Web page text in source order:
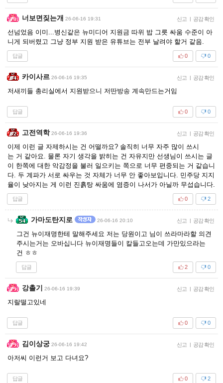
너보면짖는개 26-06-16 19:31 신고 | 공감 확인
선넘었음 이미...병신같은 뉴미디어 지원금 따위 밥 그릇 싸움 수준이 아
니게 되버렸고 그냥 정부 지원 받은 유튜브는 전부 날려야 할거 같음.
답글 0
0
카이사르 26-06-16 19:35 신고 | 공감 확인
저새끼들 총리실에서 지원받으니 저딴방송 계속만드는거임
답글 0
0
고전역학 26-06-16 19:36 신고 | 공감 확인
이제 이런 글 자제하시는 건 어떨까요? 솔직히 너무 자주 많이 쓰시
는 거 같아요. 물론 자기 생각을 밝히는 건 자유지만 선생님이 쓰시는 글
이 한쪽에 대한 악감정을 불러 일으키는 쪽으로 너무 편중되는 거 같습니
다. 두 계파가 서로 싸우는 것 자체가 너무 안 좋아보입니다. 민주당 지지
율이 낮아지는 게 이런 진흙탕 싸움에 염증이 나서가 아닐까 무섭습니다.
답글 2
0
가마도탄지로 26-06-16 20:10 신고 | 공감 확인
그건 뉴이재명한테 말해주세요 저는 당원이고 님이 쓰라마라할 의견
주시는거는 오바십니다 뉴이재명들이 칼들고오는데 가만있으라는
건 ㅎㅎ
답글 0
2
강촐기 26-06-16 19:39 신고 | 공감 확인
지랄떨고있네
답글 0
0
김이상궁 26-06-16 19:42 신고 | 공감 확인
아저씨 이런거 보고 다녀요?
답글 2
0